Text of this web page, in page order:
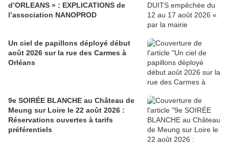
d’ORLEANS » : EXPLICATIONS de
l’association NANOPROD
Un ciel de papillons déployé début
août 2026 sur la rue des Carmes à
Orléans
9e SOIRÉE BLANCHE au Château de
Meung sur Loire le 22 août 2026 :
Réservations ouvertes à tarifs
préférentiels